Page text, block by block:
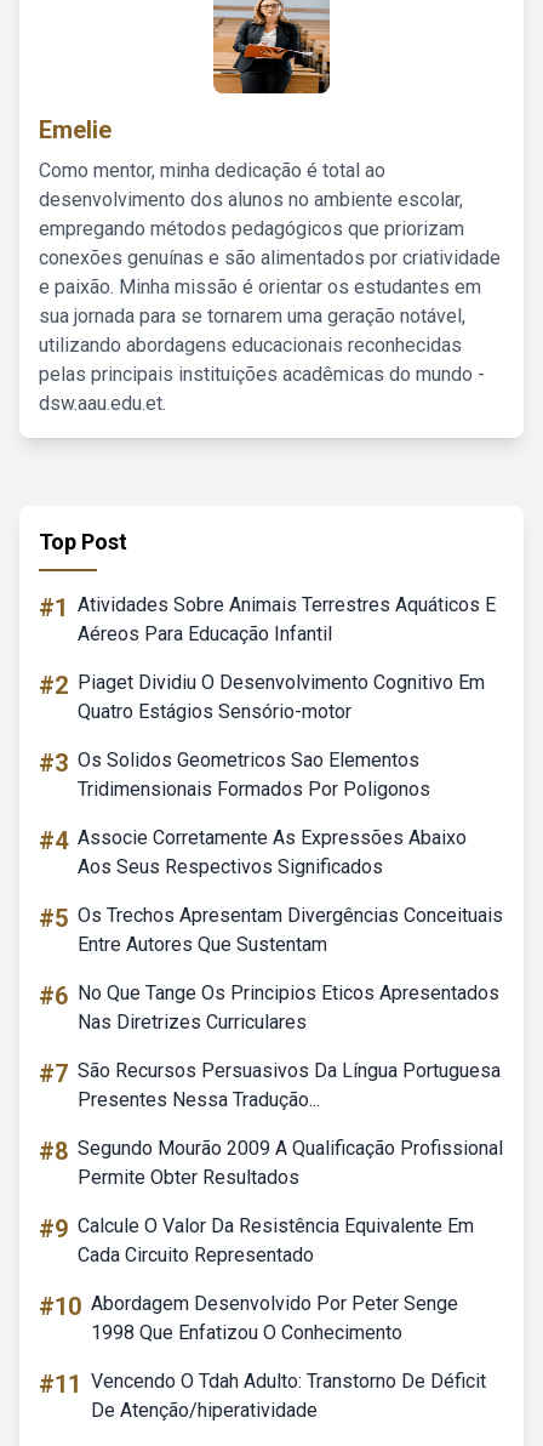
Emelie
Como mentor, minha dedicação é total ao
desenvolvimento dos alunos no ambiente escolar,
empregando métodos pedagógicos que priorizam
conexões genuínas e são alimentados por criatividade
e paixão. Minha missão é orientar os estudantes em
sua jornada para se tornarem uma geração notável,
utilizando abordagens educacionais reconhecidas
pelas principais instituições acadêmicas do mundo -
dsw.aau.edu.et.
Top Post
#1 Atividades Sobre Animais Terrestres Aquáticos E
Aéreos Para Educação Infantil
#2 Piaget Dividiu O Desenvolvimento Cognitivo Em
Quatro Estágios Sensório-motor
#3 Os Solidos Geometricos Sao Elementos
Tridimensionais Formados Por Poligonos
#4 Associe Corretamente As Expressões Abaixo
Aos Seus Respectivos Significados
#5 Os Trechos Apresentam Divergências Conceituais
Entre Autores Que Sustentam
#6 No Que Tange Os Principios Eticos Apresentados
Nas Diretrizes Curriculares
#7 São Recursos Persuasivos Da Língua Portuguesa
Presentes Nessa Tradução...
#8 Segundo Mourão 2009 A Qualificação Profissional
Permite Obter Resultados
#9 Calcule O Valor Da Resistência Equivalente Em
Cada Circuito Representado
#10 Abordagem Desenvolvido Por Peter Senge
1998 Que Enfatizou O Conhecimento
#11 Vencendo O Tdah Adulto: Transtorno De Déficit
De Atenção/hiperatividade